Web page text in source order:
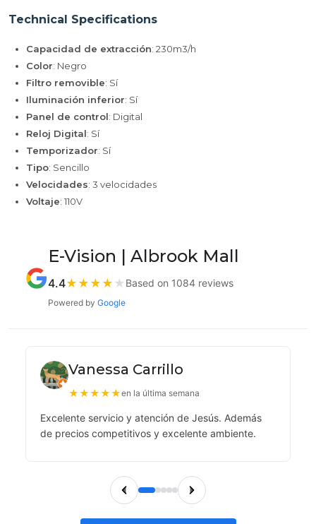
Technical Specifications
Capacidad de extracción: 230m3/h
Color: Negro
Filtro removible: Sí
Iluminación inferior: Sí
Panel de control: Digital
Reloj Digital: Sí
Temporizador: Sí
Tipo: Sencillo
Velocidades: 3 velocidades
Voltaje: 110V
E-Vision | Albrook Mall
4.4★ ★ ★ ★ ★ Based on 1084 reviews
Powered by Google
Vanessa Carrillo
★★★★★en la última semana
Excelente servicio y atención de Jesús. Además
de precios competitivos y excelente ambiente.